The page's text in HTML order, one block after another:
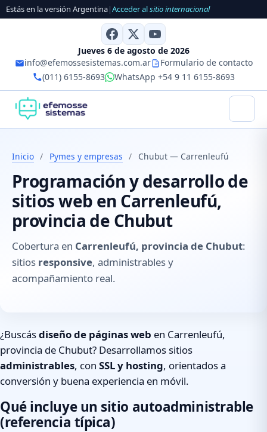
Estás en la versión Argentina|Acceder alsitio internacional
Jueves 6 de agosto de 2026
info@efemossesistemas.com.ar
Formulario de contacto
(011) 6155-8693
WhatsApp +54 9 11 6155-8693
Inicio / Pymes y empresas / Chubut — Carrenleufú
Programación y desarrollo de
sitios web en Carrenleufú,
provincia de Chubut
Cobertura en Carrenleufú, provincia de Chubut:
sitios responsive, administrables y
acompañamiento real.
¿Buscásdiseño de páginas web en Carrenleufú,
provincia de Chubut? Desarrollamos sitios
administrables, con SSL y hosting, orientados a
conversión y buena experiencia en móvil.
Qué incluye un sitio autoadministrable
(referencia típica)